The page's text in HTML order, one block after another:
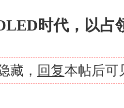
时代，以占
藏， 回复本帖后可